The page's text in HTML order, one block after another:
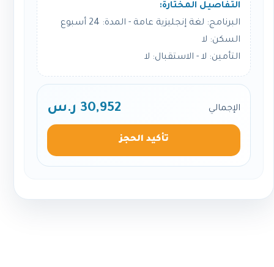
التفاصيل المختارة:
البرنامج: لغة إنجليزية عامة - المدة: 24 أسبوع
السكن: لا
التأمين: لا - الاستقبال: لا
الإجمالي 30,952 ر.س
تأكيد الحجز